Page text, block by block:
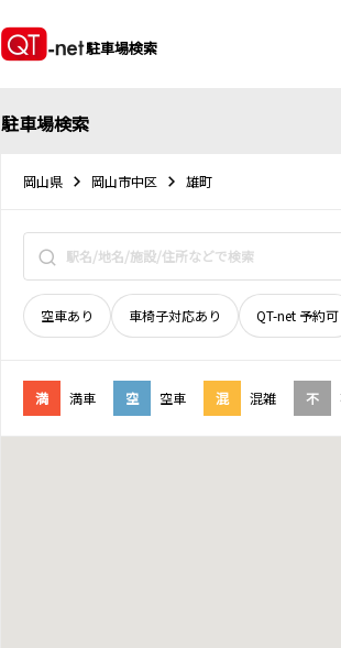
駐車場検索
駐車場検索
岡山県 岡山市中区 雄町
空車あり 車椅子対応あり QT-net 予約可
満 満車 空 空車 混 混雑 不